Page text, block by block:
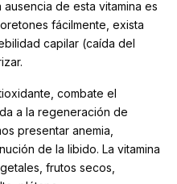
de esta vitamina es
fácilmente, exista
capilar (caída del
combate el
a la regeneración de
presentar anemia,
de la libido. La vitamina
frutos secos,